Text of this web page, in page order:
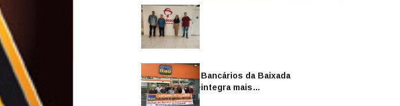
Sindicato dos Bancários da Baixada
Fluminense reintegra mais…
Jul 14, 2026